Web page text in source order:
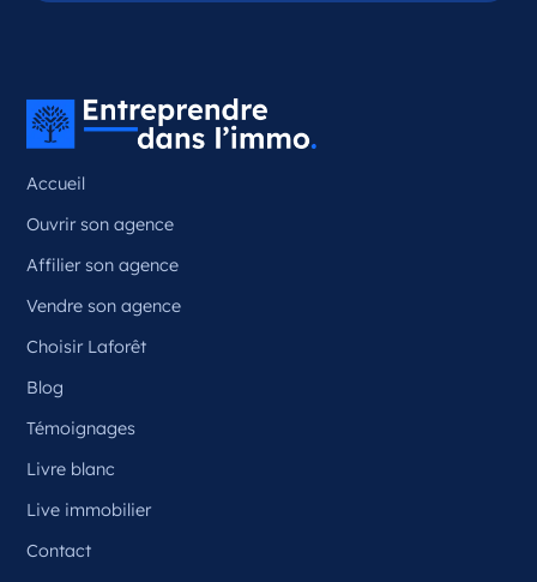
France
Référence: 87050
Plus d'infos
Candidater
Opportunité d’ouverture à Ceyrat
Référence
Plus d'infos
Candidater
Accueil
Ouvrir son agence
Affilier son agence
Vendre son agence
Choisir Laforêt
Blog
Témoignages
Livre blanc
Live immobilier
Contact